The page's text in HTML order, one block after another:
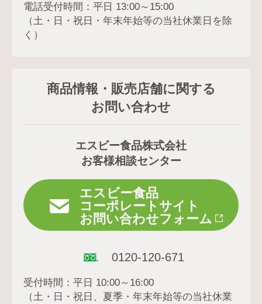
電話受付時間：平日 13:00～15:00
（土・日・祝日・年末年始等の当社休業日を除
く）
商品情報・販売店舗に関する
お問い合わせ
エスビー食品株式会社
お客様相談センター
エスビー食品
コーポレートサイト
お問い合わせフォーム
0120-120-671
受付時間：平日 10:00～16:00
（土・日・祝日、夏季・年末年始等の当社休業